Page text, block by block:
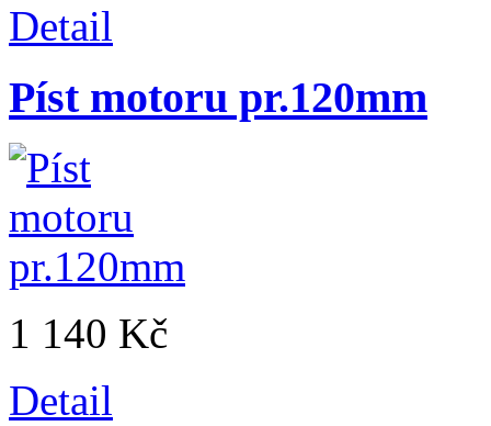
Detail
Píst motoru pr.120mm
1 140 Kč
Detail